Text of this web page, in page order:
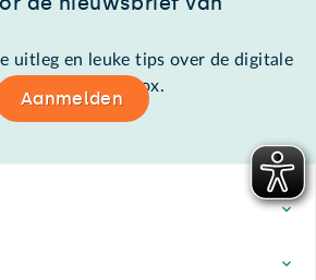
uitleg en leuke tips over de digitale
in de mailbox.
Aanmelden